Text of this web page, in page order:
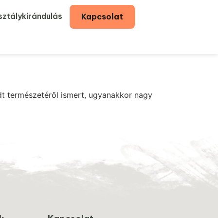
Kapcsolat
természetéről ismert, ugyanakkor nagy